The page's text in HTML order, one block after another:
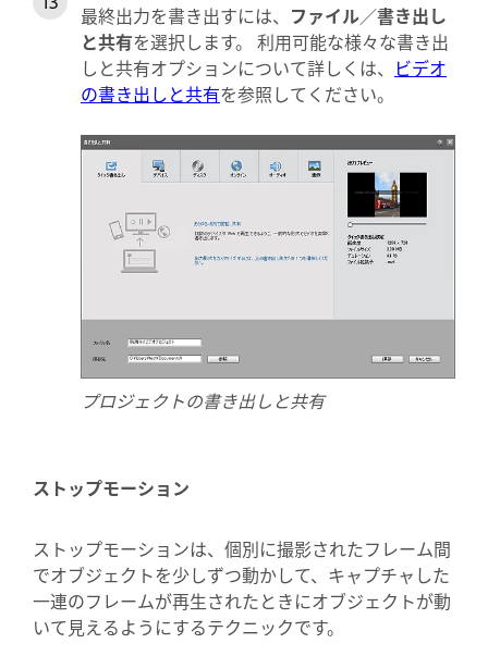
最終出力を書き出すには、 ファイル／書き出し
と共有を選択します。 利用可能な様々な書き出
しと共有オプションについて詳しくは、
ビデオ
の書き出しと共有を参照してください。
プロジェクトの書き出しと共有
ストップモーション
ストップモーションは、個別に撮影されたフレーム間
でオブジェクトを少しずつ動かして、キャプチャした
一連のフレームが再生されたときにオブジェクトが動
いて見えるようにするテクニックです。